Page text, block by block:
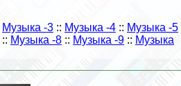
Музыка -3 :: Музыка -4 :: Музыка -5
:: Музыка -8 :: Музыка -9 :: Музыка